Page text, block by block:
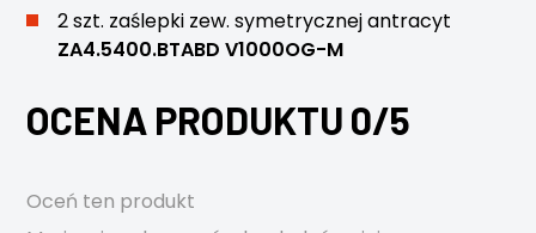
2 szt. zaślepki zew. symetrycznej antracyt
ZA4.5400.BTABD V1000OG-M
OCENA PRODUKTU 0/5
Oceń ten produkt